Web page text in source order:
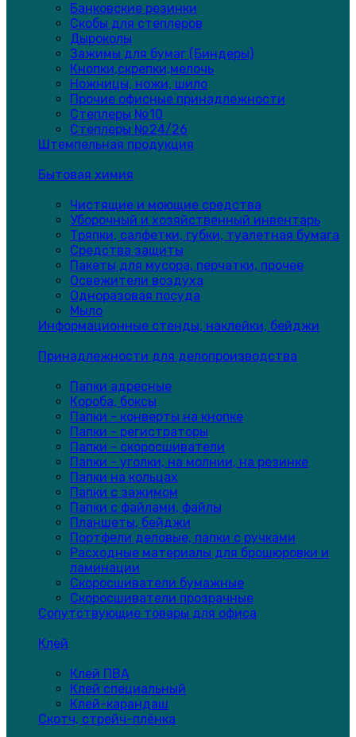
Банковские резинки
Скобы для степлеров
Дыроколы
Зажимы для бумаг (Биндеры)
Кнопки,скрепки,мелочь
Ножницы, ножи, шило
Прочие офисные принадлежности
Степлеры №10
Степлеры №24/26
Штемпельная продукция
Бытовая химия
Чистящие и моющие средства
Уборочный и хозяйственный инвентарь
Тряпки, салфетки, губки, туалетная бумага
Средства защиты
Пакеты для мусора, перчатки, прочее
Освежители воздуха
Одноразовая посуда
Мыло
Информационные стенды, наклейки, бейджи
Принадлежности для делопроизводства
Папки адресные
Короба, боксы
Папки - конверты на кнопке
Папки - регистраторы
Папки - скоросшиватели
Папки - уголки, на молнии, на резинке
Папки на кольцах
Папки с зажимом
Папки с файлами, файлы
Планшеты, бейджи
Портфели деловые, папки с ручками
Расходные материалы для брошюровки и
ламинации
Скоросшиватели бумажные
Скоросшиватели прозрачные
Сопутствующие товары для офиса
Клей
Клей ПВА
Клей специальный
Клей-карандаш
Скотч, стрейч-плёнка